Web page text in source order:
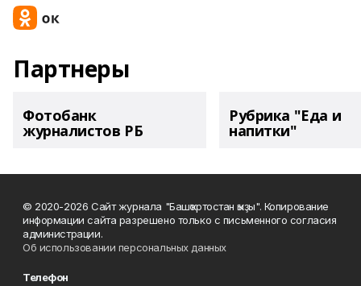
Партнеры
Фотобанк
журналистов РБ
Рубрика "Еда и
напитки"
© 2020-2026 Сайт журнала "Башҡортостан ҡыҙы". Копирование
информации сайта разрешено только с письменного согласия
администрации.
Об использовании персональных данных
Телефон